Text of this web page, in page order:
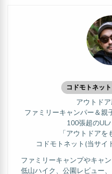
コドモトネッ
アウトド
ファミリーキャンパー＆親
100張超のUL
「アウトドアを
コドモトネット(当サイ
ファミリーキャンプやキャ
低山ハイク、公園レビュー